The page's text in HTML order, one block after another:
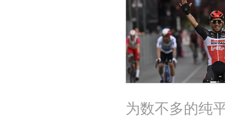
为数不多的纯